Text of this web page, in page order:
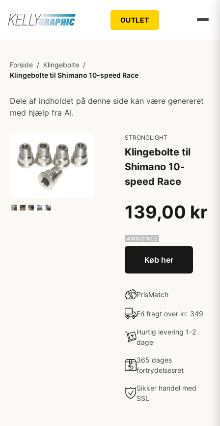
OUTLET
Forside / Klingebolte /
Klingebolte til Shimano 10-speed Race
Dele af indholdet på denne side kan være genereret
med hjælp fra AI.
STRONGLIGHT
Klingebolte til
Shimano 10-
speed Race
139,00 kr
Køb her
PrisMatch
Fri fragt over kr. 349
Hurtig levering 1-2
dage
365 dages
fortrydelsesret
Sikker handel med
SSL